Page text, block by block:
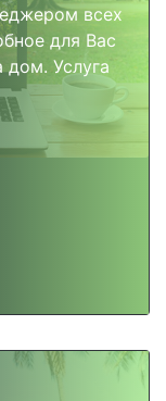
всех
для Вас
дом. Услуга